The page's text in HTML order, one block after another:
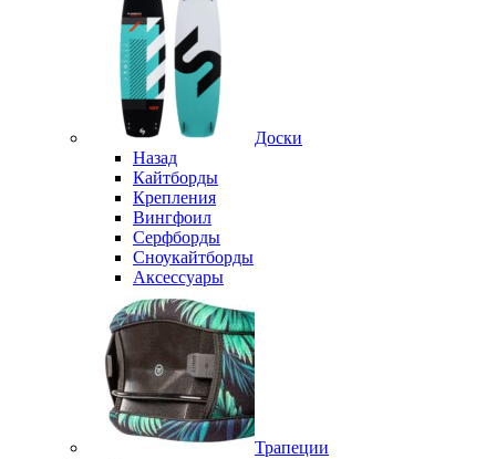
Доски
Назад
Кайтборды
Крепления
Вингфоил
Серфборды
Сноукайтборды
Аксессуары
Трапеции